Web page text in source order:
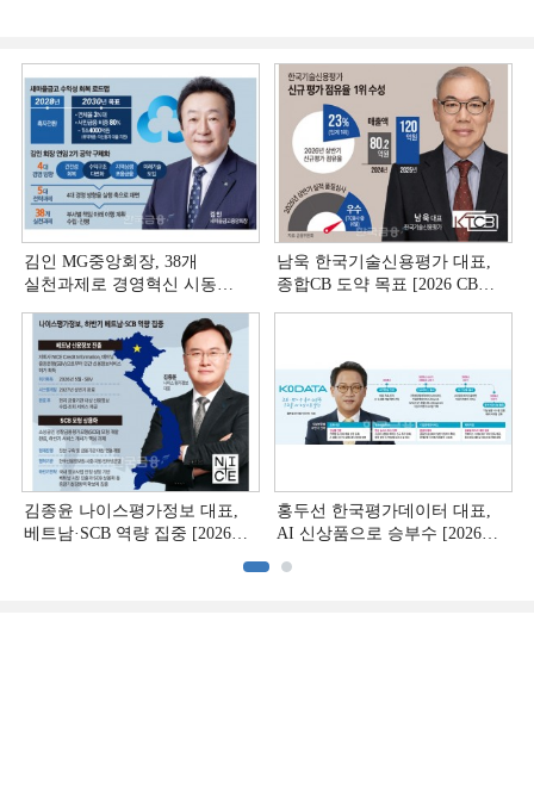
김인 MG중앙회장, 38개
실천과제로 경영혁신 시동
남욱 한국기술신용평가 대표,
종합CB 도약 목표 [2026 CB사
김종윤 나이스평가정보 대표,
베트남·SCB 역량 집중 [2026
홍두선 한국평가데이터 대표,
AI 신상품으로 승부수 [2026